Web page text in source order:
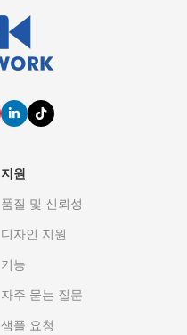
지원
품질 및 신뢰성
디자인 지원
기능
자주 묻는 질문
샘플 요청